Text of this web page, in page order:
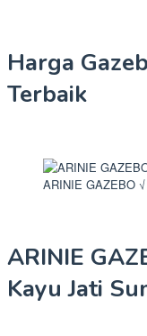
Harga
Terbaik
ARINIE GAZEBO
ARINIE
Kayu Jati